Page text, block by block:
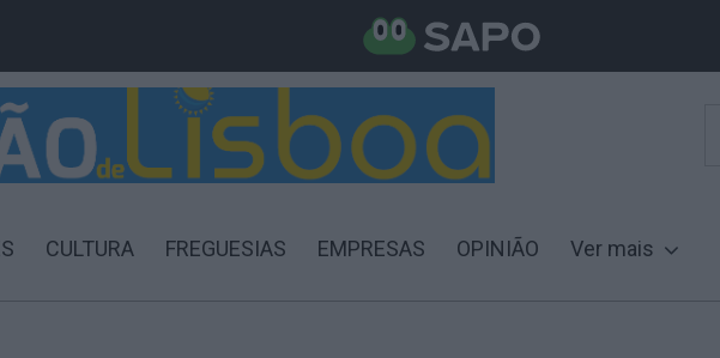
CULTURA FREGUESIAS EMPRESAS OPINIÃO Ver mais